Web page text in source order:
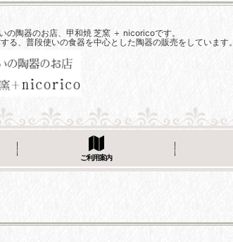
陶器のお店、甲和焼 芝窯 ＋ nicoricoです。
、普段使いの食器を中心とした陶器の販売をしています。
ご利用案内